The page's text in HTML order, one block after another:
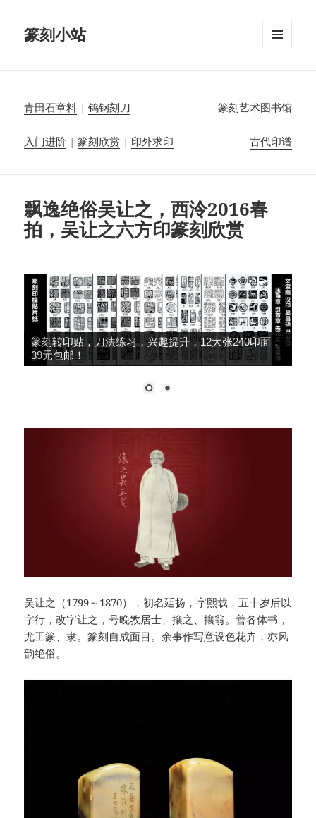
篆刻小站
青田石章料 |钨钢刻刀 篆刻艺术图书馆
入门进阶 |篆刻欣赏 | 印外求印 古代印谱
飘逸绝俗吴让之，西泠2016春
拍，吴让之六方印篆刻欣赏
篆刻转印贴，刀法练习，兴趣提升，12大张240印面，
39元包邮！
吴让之（1799～1870），初名廷扬，字熙载，五十岁后以
字行，改字让之，号晚敩居士、攘之、攘翁。善各体书，
尤工篆、隶。篆刻自成面目。余事作写意设色花卉，亦风
韵绝俗。